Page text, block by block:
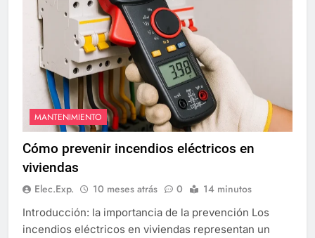
MANTENIMIENTO
Cómo prevenir incendios eléctricos en
viviendas
Elec.Exp. 10 meses atrás 0 14 minutos
Introducción: la importancia de la prevención Los
incendios eléctricos en viviendas representan un